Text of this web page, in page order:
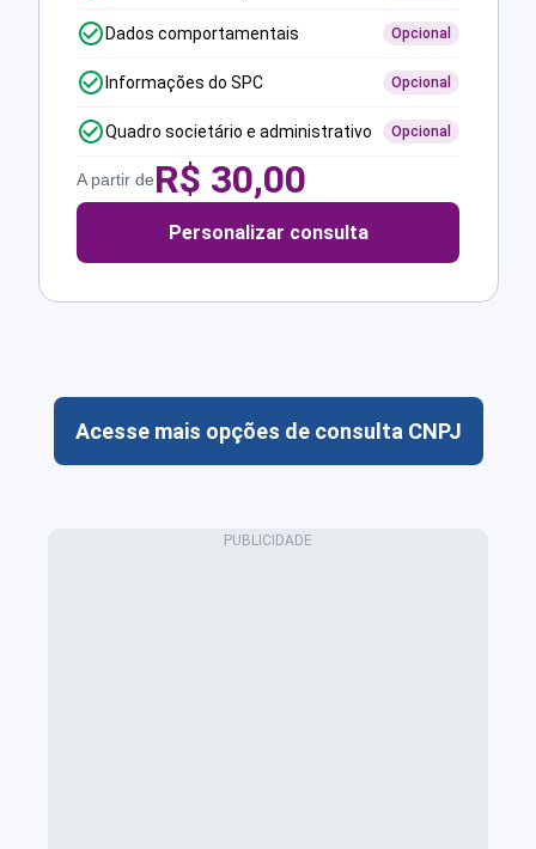
Dados comportamentais Opcional
Informações do SPC Opcional
Quadro societário e administrativo Opcional
A partir deR$ 30,00
Personalizar consulta
Acesse mais opções de consulta CNPJ